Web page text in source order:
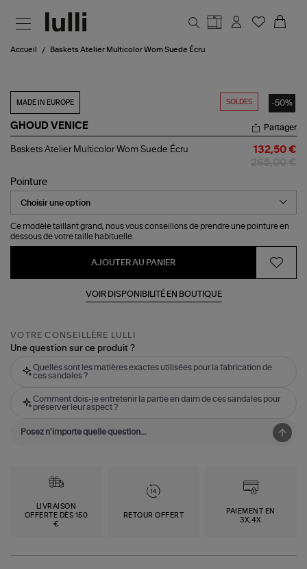
Accueil Baskets Atelier Multicolor Wom Suede Écru
SOLDES -50%
MADE IN EUROPE
GHOUD VENICE
Baskets
Wom
Suede
Écru
Partager
Baskets Atelier Multicolor Wom Suede Écru 132,50 €
Pointure
Ce modèle taillant grand, nous vous conseillons de prendre une pointure en
dessous de votre taille habituelle.
AJOUTER AU PANIER
VOIR DISPONIBILITÉ EN BOUTIQUE
VOTRE CONSEILLÈRE LULLI
Une question sur ce produit ?
Quelles sont les matières exactes utilisées pour la fabrication de
ces sandales ?
Comment dois-je entretenir la partie en daim de ces sandales pour
préserver leur aspect ?
LIVRAISON
OFFERTE DÈS 150
€
RETOUR OFFERT
PAIEMENT EN
3X,4X